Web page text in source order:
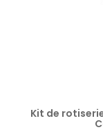
Kit de